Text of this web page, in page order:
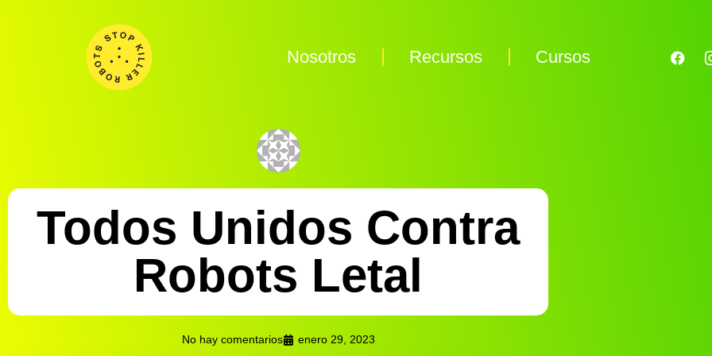
Nosotros Recursos Cursos
Todos Unidos Contra
Robots Letal
No hay comentarios enero 29, 2023